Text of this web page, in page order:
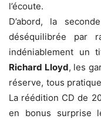
l’écoute.
D’abord, la
déséquilibrée par
indéniablement un
Richard Lloyd, les
réserve, tous
La réédition CD de
en bonus surprise